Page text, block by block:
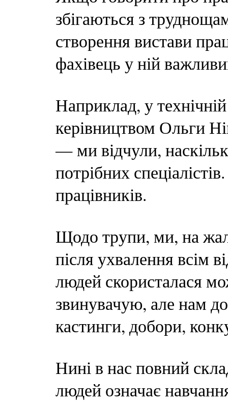
збігаються з
створення вистави
фахівець у ній
Наприклад, у
керівництвом Ольги
— ми відчули,
потрібних
працівників.
Щодо трупи, ми, на
після ухвалення всім
людей скористалася
звинувачую, але нам
кастинги, добори,
Нині в нас повний
людей означає